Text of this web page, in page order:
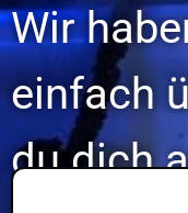
Wir
einfach
du dich